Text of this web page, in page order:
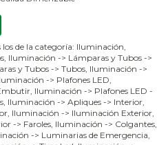
de la categoría: Iluminación,
Iluminación -> Lámparas y Tubos ->
y Tubos -> Tubos, Iluminación ->
-> Plafones LED,
Iluminación -> Plafones LED -
Iluminación -> Apliques -> Interior,
Iluminación -> Iluminación Exterior,
-> Faroles, Iluminación -> Colgantes,
-> Luminarias de Emergencia,